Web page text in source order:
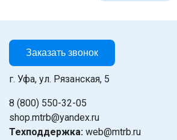
Заказать звонок
г. Уфа, ул. Рязанская, 5
8 (800) 550-32-05
shop.mtrb@yandex.ru
Техподдержка: web@mtrb.ru